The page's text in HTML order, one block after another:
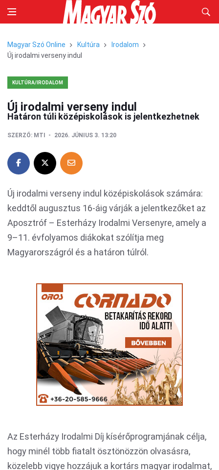
Magyar Szó Online Kultúra
Irodalom
Új irodalmi verseny indul
KULTÚRA/IRODALOM
Új irodalmi verseny indul
Határon túli középiskolások is jelentkezhetnek
SZERZŐ: MTI 2026. JÚNIUS 3. 13:20
Új irodalmi verseny indul középiskolások számára:
keddtől augusztus 16-áig várják a jelentkezőket az
Aposztróf – Esterházy Irodalmi Versenyre, amely a
9–11. évfolyamos diákokat szólítja meg
Magyarországról és a határon túlról.
Az Esterházy Irodalmi Díj kísérőprogramjának célja,
hogy minél több fiatalt ösztönözzön olvasásra,
közelebb vigye hozzájuk a kortárs magyar irodalmat,